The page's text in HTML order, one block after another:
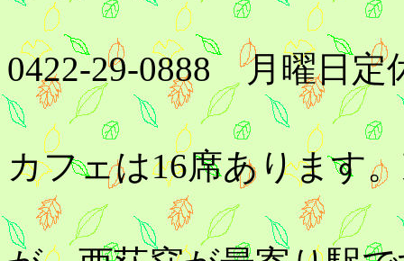
0422-29-0888 月曜日定
10時から
カフェは16席あります
吉祥寺